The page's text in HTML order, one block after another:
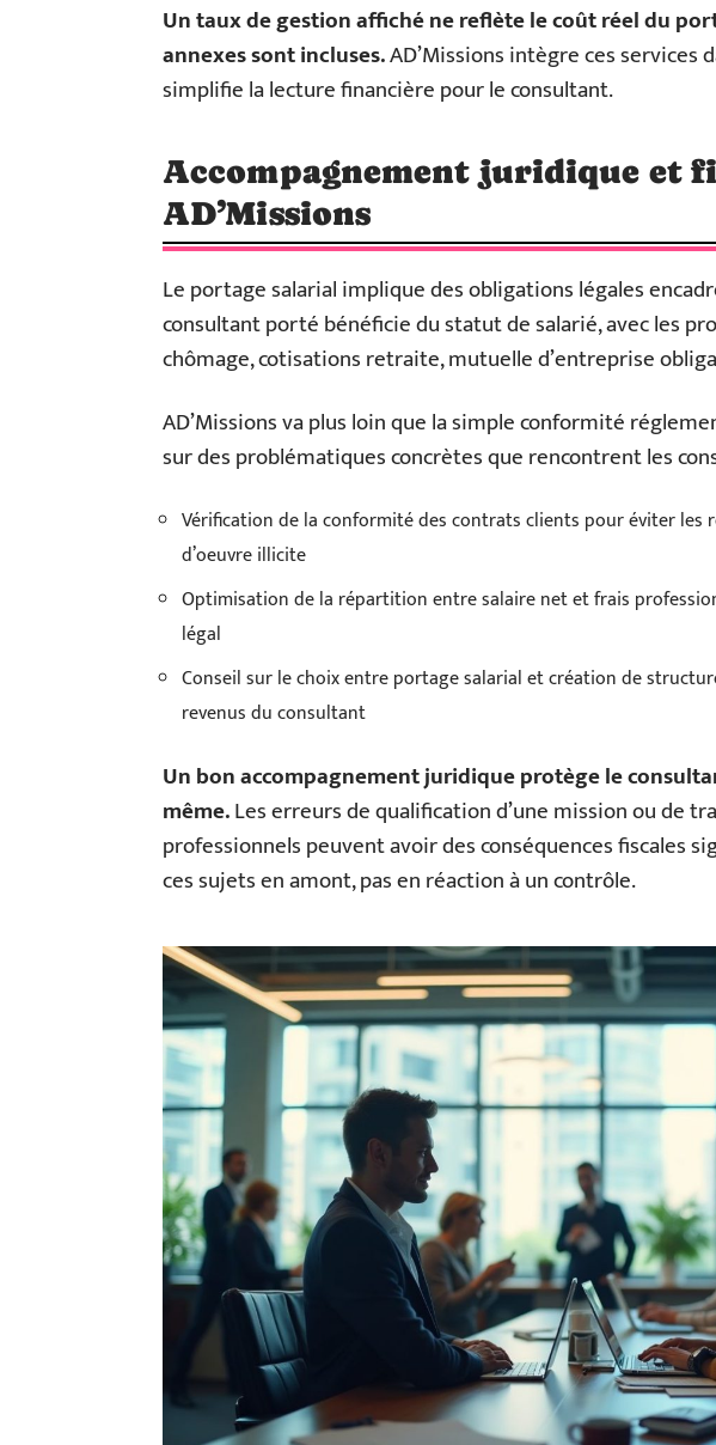
Un taux de gestion affiché ne reflète le coût réel du
annexes sont incluses.AD’Missions intègre ces services
simplifie la lecture financière pour le consultant.
Accompagnement juridique et
AD’Missions
Le portage salarial implique des obligations légales
consultant porté bénéficie du statut de salarié, avec les
chômage, cotisations retraite, mutuelle d’entreprise
AD’Missions va plus loin que la simple conformité
sur des problématiques concrètes que rencontrent les
Vérification de la conformité des contrats clients pour éviter les
d’oeuvre illicite
Optimisation de la répartition entre salaire net et frais
légal
Conseil sur le choix entre portage salarial et création de
revenus du consultant
Un bon accompagnement juridique protège le
même.Les erreurs de qualification d’une mission ou de
professionnels peuvent avoir des conséquences fiscales
ces sujets en amont, pas en réaction à un contrôle.